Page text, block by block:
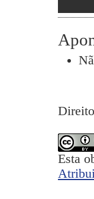
Esta